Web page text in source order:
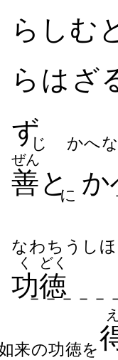
らしむ​
らは​ざ
ず
じ かへ
善
ぜん
と
に か
なわちうし
功
く
徳
どく
－－－－－
来の功徳を
え